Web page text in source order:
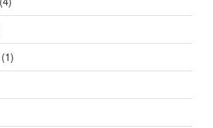
(1)